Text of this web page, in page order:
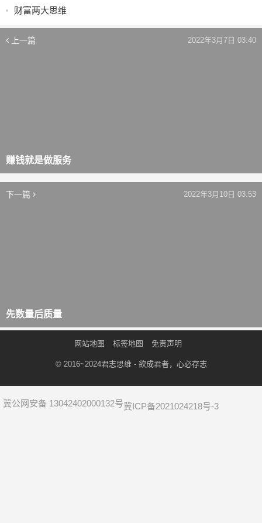
财富两大思维
上一篇
赚钱就是做服务
2022年3月7日 03:40
下一篇
先数量后质量
2022年3月10日 03:53
网站地图 标签地图 免责声明
© 2016~2024君志思维- 欲成君者，心必存志
冀公网安备 13042402000132号冀ICP备2021024218号-3